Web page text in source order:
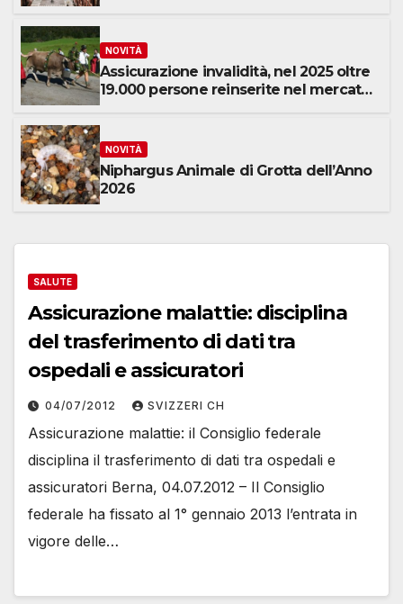
NOVITÀ
Assicurazione invalidità, nel 2025 oltre
19.000 persone reinserite nel mercato
NOVITÀ
Niphargus Animale di Grotta dell’Anno
2026
SALUTE
Assicurazione malattie: disciplina
del trasferimento di dati tra
ospedali e assicuratori
04/07/2012 SVIZZERI CH
Assicurazione malattie: il Consiglio federale
disciplina il trasferimento di dati tra ospedali e
assicuratori Berna, 04.07.2012 – Il Consiglio
federale ha fissato al 1° gennaio 2013 l’entrata in
vigore delle…